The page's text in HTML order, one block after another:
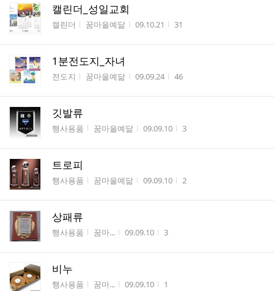
캘린더_성일교회
게시판명
캘린더 작성자
꿈마을예닮 작성시간
09.10.21 조회수
31
1분전도지_자녀
게시판명
전도지 작성자
꿈마을예닮 작성시간
09.09.24 조회수
46
깃발류
게시판명
행사용품 작성자
꿈마을예닮 작성시간
09.09.10 조회수
3
트로피
게시판명
행사용품 작성자
꿈마을예닮 작성시간
09.09.10 조회수
2
상패류
게시판명
행사용품 작성자
꿈마... 작성시간
09.09.10 조회수
3
비누
게시판명
행사용품 작성자
꿈마... 작성시간
09.09.10 조회수
1